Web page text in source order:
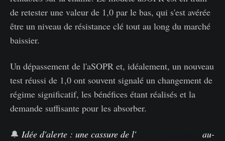
de retester une valeur de 1,0 par le bas, qui s'est avérée
être un niveau de résistance clé tout au long du marché
baissier.
Un dépassement de l'aSOPR et, idéalement, un nouveau
test réussi de 1,0 ont souvent signalé un changement de
régime significatif, les bénéfices étant réalisés et la
demande suffisante pour les absorber.
🔔 Idée d'alerte : une cassure de l'aSOPR (30DMA)
au-